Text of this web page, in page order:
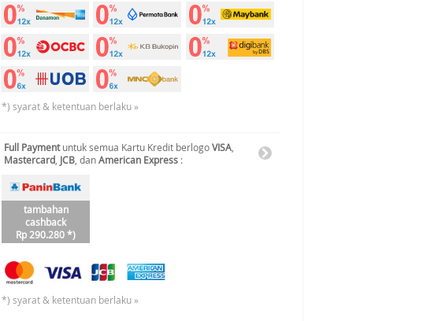
*) syarat & ketentuan berlaku »
Full Paymentuntuk semua Kartu Kredit berlogoVISA
Mastercard JCB , danAmerican Express :
tambahan
cashback
Rp 290.280 *)
*) syarat & ketentuan berlaku »